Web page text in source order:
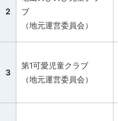
2
ブ
（地元運営委員会）
3
第1可愛児童クラブ
（地元運営委員会）